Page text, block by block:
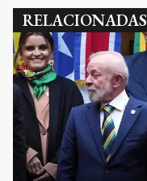
RELACIONADAS